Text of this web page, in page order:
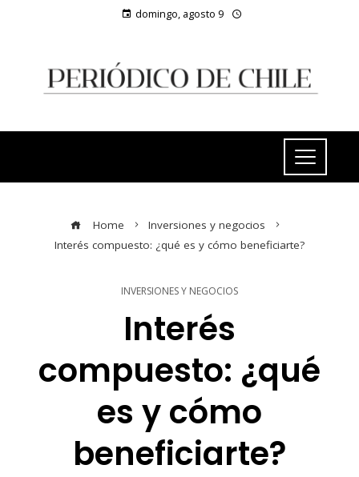
domingo, agosto 9
Home
Inversiones y negocios
Interés compuesto: ¿qué es y cómo beneficiarte?
INVERSIONES Y NEGOCIOS
Interés
compuesto: ¿qué
es y cómo
beneficiarte?